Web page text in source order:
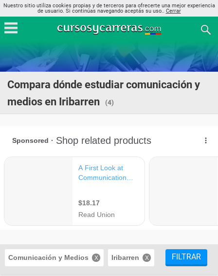
Nuestro sitio utiliza cookies propias y de terceros para ofrecerte una mejor experiencia
de usuario. Si continúas navegando aceptás su uso.. Cerrar
Compara dónde estudiar comunicación y
medios en Iribarren
(4)
Comunicación y Medios Iribarren FILTRAR